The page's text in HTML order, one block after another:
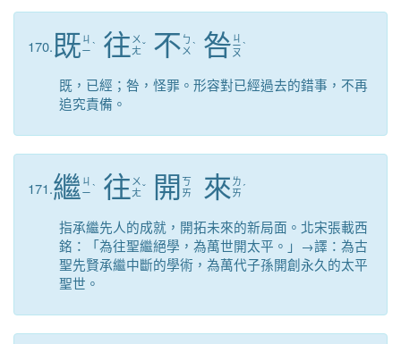
170. 既 ㄐ
ㄧˋ 往 ㄨ
ㄤˇ 不 ㄅ
ㄨ ˋ 咎 ㄐ
ㄧ
ㄡ
ˋ
既，已經；咎，怪罪。形容對已經過去的錯事，不再
追究責備。
171.繼 ㄐ
ㄧˋ 往 ㄨ
ㄤˇ 開 ㄎ
ㄞ
來 ㄌ
ㄞ ˊ
指承繼先人的成就，開拓未來的新局面。北宋張載西
銘：「為往聖繼絕學，為萬世開太平。」→譯：為古
聖先賢承繼中斷的學術，為萬代子孫開創永久的太平
聖世。